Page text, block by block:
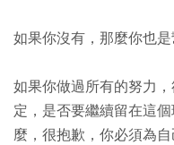
如果你沒有，那麼你也是
如果你做過所有的努力
定，是否要繼續留在這
麼，很抱歉，你必須為